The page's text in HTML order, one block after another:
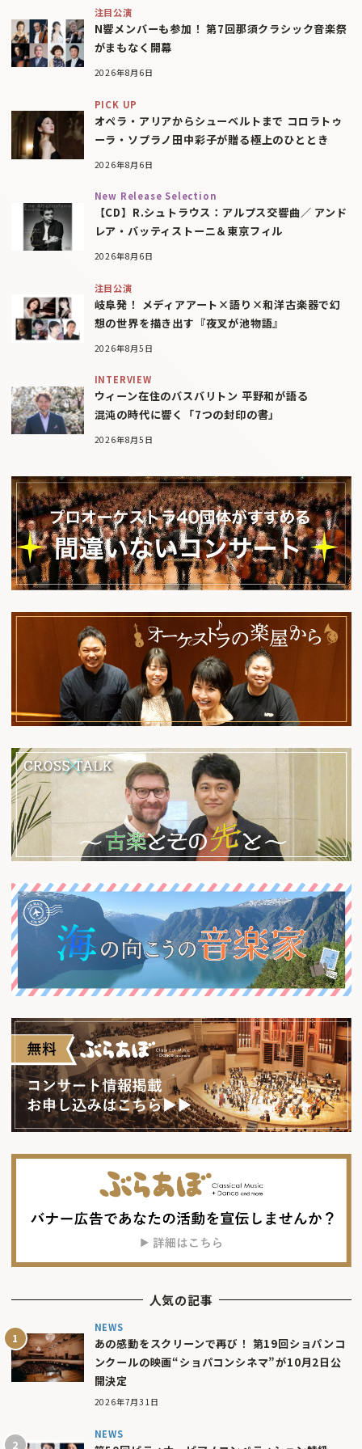
注目公演
N響メンバーも参加！ 第7回那須クラシック音楽祭
がまもなく開幕
2026年8月6日
PICK UP
オペラ・アリアからシューベルトまで コロラトゥ
ーラ・ソプラノ田中彩子が贈る極上のひととき
2026年8月6日
New Release Selection
【CD】R.シュトラウス：アルプス交響曲／ アンド
レア・バッティストーニ＆東京フィル
2026年8月6日
注目公演
岐阜発！ メディアアート×語り×和洋古楽器で幻
想の世界を描き出す『夜叉が池物語』
2026年8月5日
INTERVIEW
ウィーン在住のバスバリトン 平野和が語る
混沌の時代に響く「7つの封印の書」
2026年8月5日
人気の記事
NEWS
あの感動をスクリーンで再び！ 第19回ショパンコ
ンクールの映画“ショパコンシネマ”が10月2日公
開決定
2026年7月31日
NEWS